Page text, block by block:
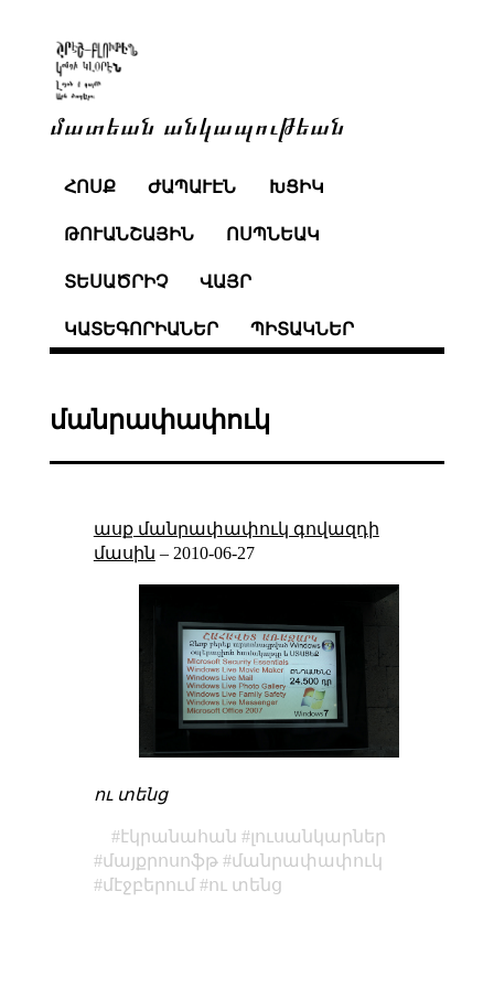
մատեան անկապութեան
ՀՈՍՔ ԺԱՊԱՒԷՆ ԽՑԻԿ
ԹՈՒԱՆՇԱՅԻՆ ՈՍՊՆԵԱԿ
ՏԵՍԱԾՐԻՉ ՎԱՅՐ
ԿԱՏԵԳՈՐԻԱՆԵՐ ՊԻՏԱԿՆԵՐ
մանրափափուկ
ասք մանրափափուկ գովազդի
մասին – 2010-06-27
ու տենց
էկրանահան
լուսանկարներ
մայքրոսոֆթ
մանրափափուկ
մէջբերում
ու տենց